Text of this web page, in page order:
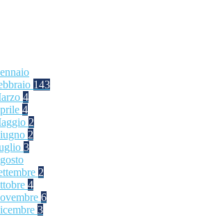
143
4
4
2
2
3
2
4
6
3